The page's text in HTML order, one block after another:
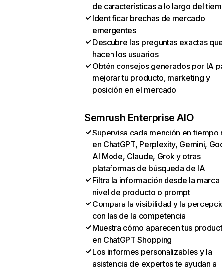
de características a lo largo del
Identificar brechas de mercado
emergentes
Descubre las preguntas exactas
hacen los usuarios
Obtén consejos generados por IA
mejorar tu producto, marketing y
posición en el mercado
Semrush Enterprise AIO
Supervisa cada mención en tiempo
en ChatGPT, Perplexity, Gemini,
AI Mode, Claude, Grok y otras
plataformas de búsqueda de IA
Filtra la información desde la marca
nivel de producto o prompt
Compara la visibilidad y la
con las de la competencia
Muestra cómo aparecen tus
en ChatGPT Shopping
Los informes personalizables y la
asistencia de expertos te ayudan a